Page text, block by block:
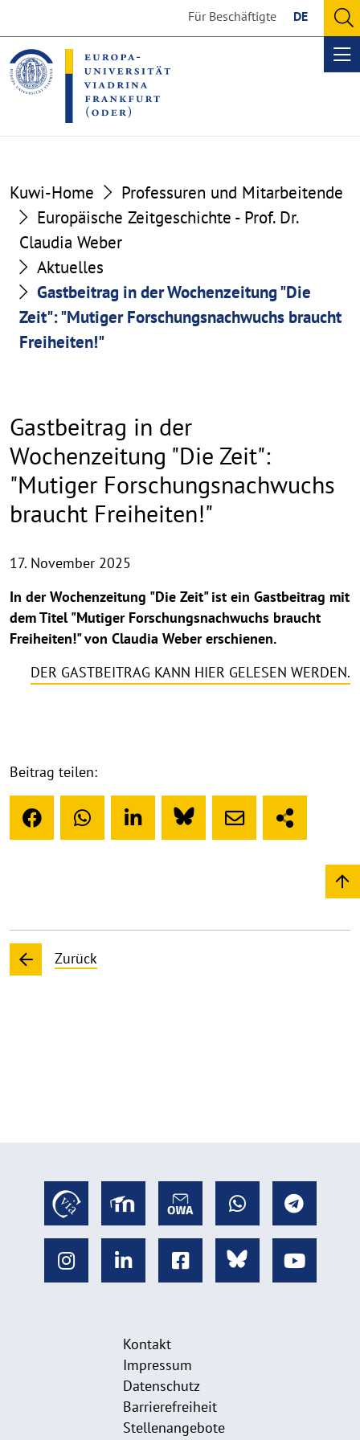
the
content
section
the
footer
section
Für Beschäftigte DE
Kuwi-Home
Professuren und Mitarbeitende
Europäische Zeitgeschichte - Prof. Dr.
Claudia Weber
Aktuelles
Gastbeitrag in der Wochenzeitung "Die
Zeit": "Mutiger Forschungsnachwuchs braucht
Freiheiten!"
Gastbeitrag in der
Wochenzeitung "Die Zeit":
"Mutiger Forschungsnachwuchs
braucht Freiheiten!"
17. November 2025
In der Wochenzeitung "Die Zeit" ist ein Gastbeitrag mit
dem Titel "Mutiger Forschungsnachwuchs braucht
Freiheiten!" von Claudia Weber erschienen.
DER GASTBEITRAG KANN HIER GELESEN WERDEN.
Beitrag teilen:
Zurück
Kontakt
Impressum
Datenschutz
Barrierefreiheit
Stellenangebote